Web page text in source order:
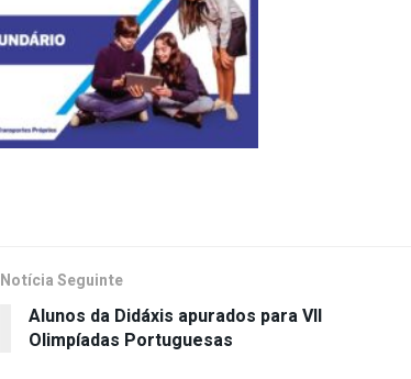
Notícia Seguinte
Alunos da Didáxis apurados para VII
Olimpíadas Portuguesas